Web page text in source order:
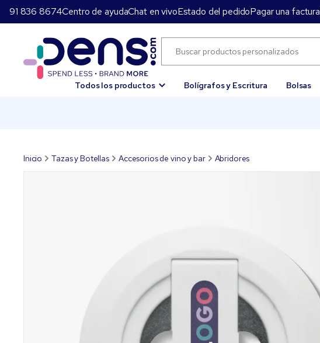
91 836 8674Centro de ayudaChat en vivoEstado del pedidoPagar una factura
Todos los productos Bolígrafos y Escritura Bolsas
Inicio Tazas y Botellas Accesorios de vino y bar Abridores